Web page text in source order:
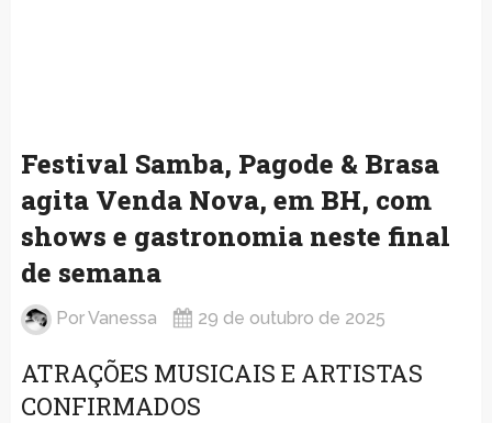
Festival Samba, Pagode & Brasa
agita Venda Nova, em BH, com
shows e gastronomia neste final
de semana
PorVanessa 29 de outubro de 2025
ATRAÇÕES MUSICAIS E ARTISTAS
CONFIRMADOS